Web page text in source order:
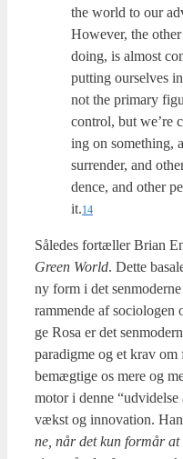
the world to our
How­ever, the
doing, is almost
put­ting our­sel­ves
not the pri­mary
con­trol, but we’re
ing on somet­hing,
sur­ren­der, and
den­ce, and other
it.14
Såle­des for­tæl­ler Bri­an
Gre­en World. Det­te
ny form i det
ram­men­de af
ge Rosa er det
para­dig­me og et krav om
bemæg­ti­ge os mere og
motor i den­ne “udvi­del­se
vækst og innova­tion.
ne, når det kun for­mår